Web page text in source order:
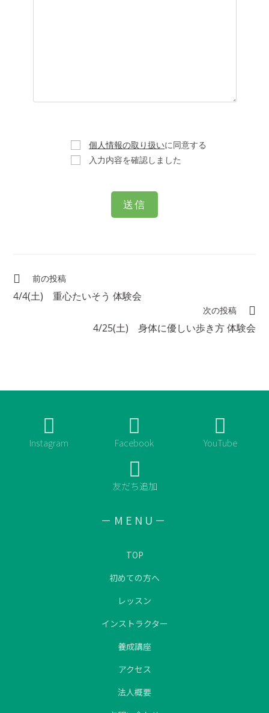
個人情報の取り扱いに同意する
入力内容を確認しました
前の投稿
4/4(土) 重心たいそう 体験会
次の投稿
4/25(土) 身体に優しい歩き方 体験会
Instagram Facebook YouTube
友だち追加
－MENU－
TOP
初めての方へ
レッスン
インストラクター
養成講座
アクセス
法人概要